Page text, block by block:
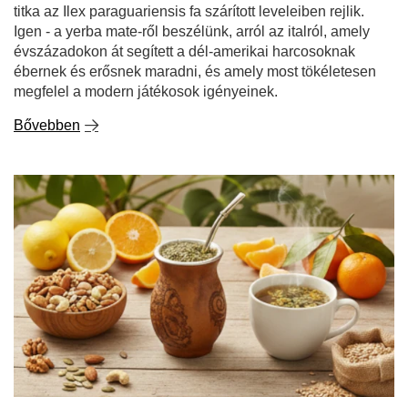
titka az Ilex paraguariensis fa szárított leveleiben rejlik.
Igen - a yerba mate-ről beszélünk, arról az italról, amely
évszázadokon át segített a dél-amerikai harcosoknak
ébernek és erősnek maradni, és amely most tökéletesen
megfelel a modern játékosok igényeinek.
Bővebben